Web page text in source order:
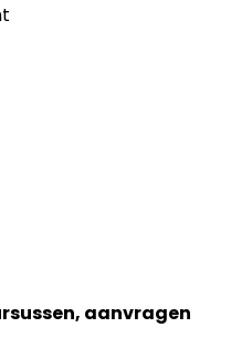
aanvragen